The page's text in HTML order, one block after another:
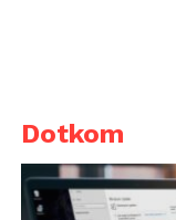
Dotkom